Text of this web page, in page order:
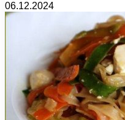
06.12.2024